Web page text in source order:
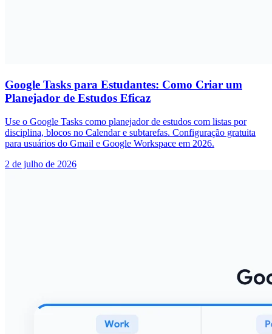
Google Tasks para Estudantes: Como Criar um
Planejador de Estudos Eficaz
Use o Google Tasks como planejador de estudos com listas por
disciplina, blocos no Calendar e subtarefas. Configuração gratuita
para usuários do Gmail e Google Workspace em 2026.
2 de julho de 2026